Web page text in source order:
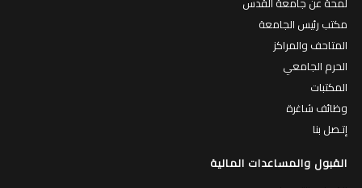
لمحة عن جامعة القدس
مكتب رئيس الجامعة
المتاحف والمراكز
الحرم الجامعي
المكتبات
وظائف شاغرة
إتـصل بنا
القبول والمساعدات المالية